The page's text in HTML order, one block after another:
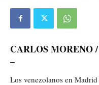
CARLOS
–
Los venezolanos en